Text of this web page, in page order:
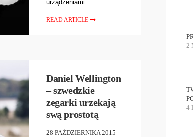
urządzeniami...
READ ARTICLE
Daniel Wellington
– szwedzkie
zegarki urzekają
swą prostotą
28 PAŹDZIERNIKA 2015
2
4